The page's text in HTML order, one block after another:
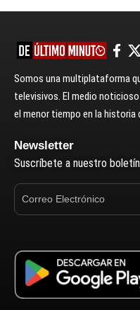
Somos una multiplataforma
televisivos. El medio
el menor tiempo en la historia
Newsletter
Suscríbete a nuestro